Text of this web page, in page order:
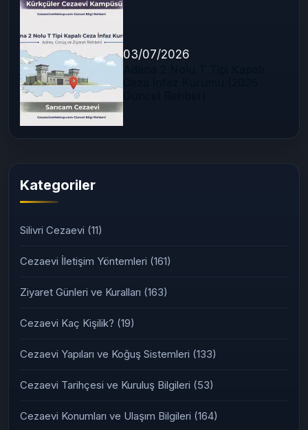
03/07/2026
Kategoriler
Silivri Cezaevi (11)
Cezaevi İletişim Yöntemleri (161)
Ziyaret Günleri ve Kuralları (163)
Cezaevi Kaç Kişilik? (19)
Cezaevi Yapıları ve Koğuş Sistemleri (133)
Cezaevi Tarihçesi ve Kuruluş Bilgileri (53)
Cezaevi Konumları ve Ulaşım Bilgileri (164)